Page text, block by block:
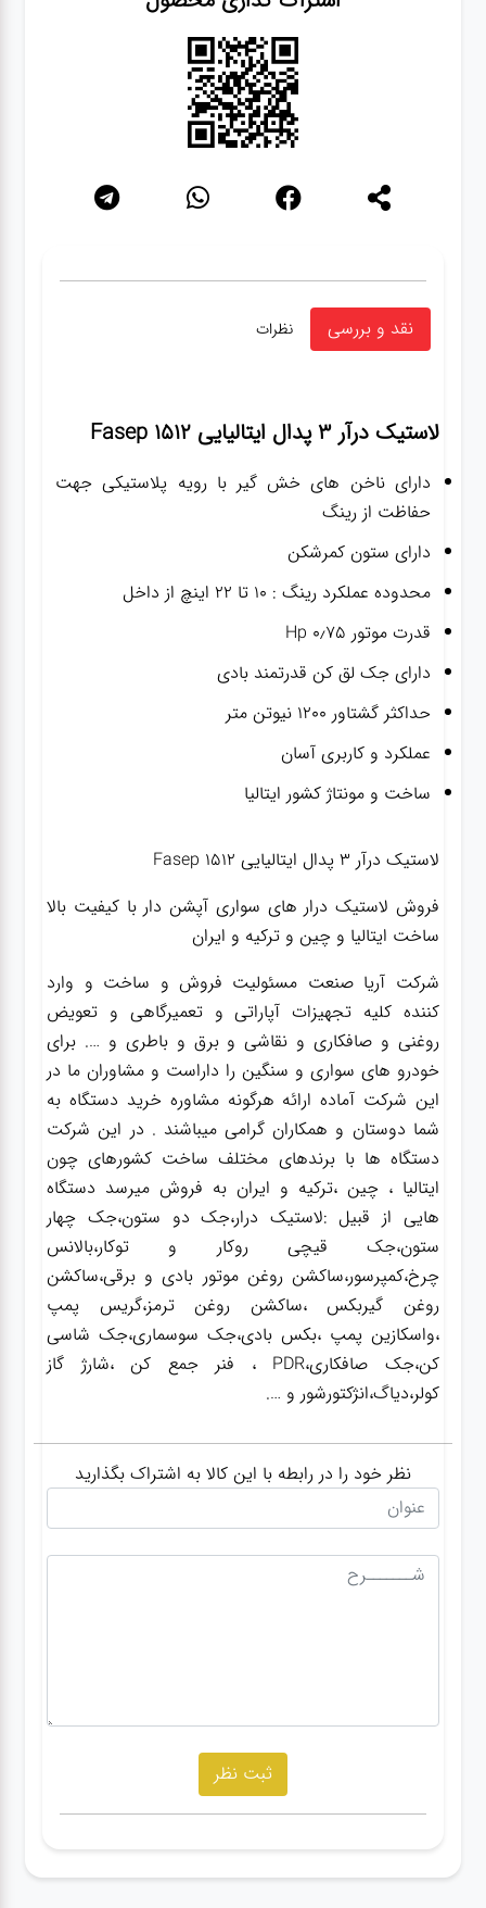
نقد و بررسی نظرات
لاستیک درآر ۳ پدال ایتالیایی Fasep 1512
دارای ناخن های خش گیر با رویه پلاستیکی جهت
حفاظت از رینگ
دارای ستون کمرشکن
محدوده عملکرد رینگ : ۱۰ تا ۲۲ اینچ از داخل
قدرت موتور ۰٫۷۵ Hp
دارای جک لق کن قدرتمند بادی
حداکثر گشتاور ۱۲۰۰ نیوتن متر
عملکرد و کاربری آسان
ساخت و مونتاژ کشور ایتالیا
لاستیک درآر ۳ پدال ایتالیایی Fasep 1512
فروش لاستیک درار های سواری آپشن دار با کیفیت بالا
ساخت ایتالیا و چین و ترکیه و ایران
شرکت آریا صنعت مسئولیت فروش و ساخت و وارد
کننده کلیه تجهیزات آپاراتی و تعمیرگاهی و تعویض
روغنی و صافکاری و نقاشی و برق و باطری و …. برای
خودرو های سواری و سنگین را داراست و مشاوران ما در
این شرکت آماده ارائه هرگونه مشاوره خرید دستگاه به
شما دوستان و همکاران گرامی میباشند . در این شرکت
دستگاه ها با برندهای مختلف ساخت کشورهای چون
ایتالیا ، چین ،ترکیه و ایران به فروش میرسد دستگاه
هایی از قبیل :لاستیک درار،جک دو ستون،جک چهار
ستون،جک قیچی روکار و توکار،بالانس
چرخ،کمپرسور،ساکشن روغن موتور بادی و برقی،ساکشن
روغن گیربکس ،ساکشن روغن ترمز،گریس پمپ
،واسکازین پمپ ،بکس بادی،جک سوسماری،جک شاسی
کن،جک صافکاری،PDR ، فنر جمع کن ،شارژ گاز
کولر،دیاگ،انژکتورشور و ….
نظر خود را در رابطه با این کالا به اشتراک بگذارید